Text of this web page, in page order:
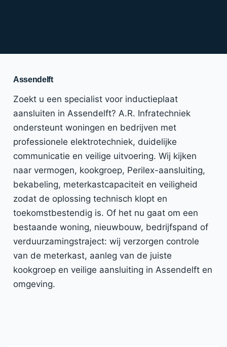
Assendelft
Zoekt u een specialist voor inductieplaat
aansluiten in Assendelft? A.R. Infratechniek
ondersteunt woningen en bedrijven met
professionele elektrotechniek, duidelijke
communicatie en veilige uitvoering. Wij kijken
naar vermogen, kookgroep, Perilex-aansluiting,
bekabeling, meterkastcapaciteit en veiligheid
zodat de oplossing technisch klopt en
toekomstbestendig is. Of het nu gaat om een
bestaande woning, nieuwbouw, bedrijfspand of
verduurzamingstraject: wij verzorgen controle
van de meterkast, aanleg van de juiste
kookgroep en veilige aansluiting in Assendelft en
omgeving.